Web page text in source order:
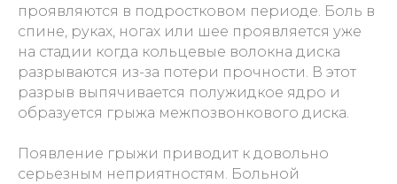
проявляются в подростковом периоде. Боль в
спине, руках, ногах или шее проявляется уже
на стадии когда кольцевые волокна диска
разрываются из-за потери прочности. В этот
разрыв выпячивается полужидкое ядро и
образуется грыжа межпозвонкового диска.
Появление грыжи приводит к довольно
серьезным неприятностям. Больной